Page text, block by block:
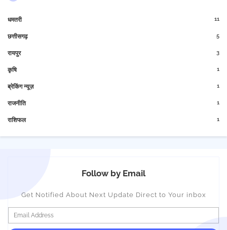
धमतरी 11
छत्तीसगढ़ 5
रायपुर 3
कृषि 1
ब्रेकिंग न्यूज़ 1
राजनीति 1
राशिफल 1
Follow by Email
Get Notified About Next Update Direct to Your inbox